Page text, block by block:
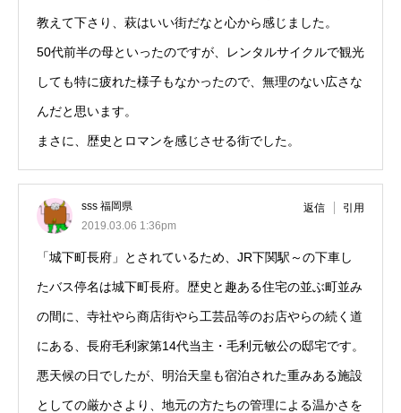
教えて下さり、萩はいい街だなと心から感じました。
50代前半の母といったのですが、レンタルサイクルで観光
しても特に疲れた様子もなかったので、無理のない広さな
んだと思います。
まさに、歴史とロマンを感じさせる街でした。
sss 福岡県
2019.03.06 1:36pm
返信 引用
「城下町長府」とされているため、JR下関駅～の下車し
たバス停名は城下町長府。歴史と趣ある住宅の並ぶ町並み
の間に、寺社やら商店街やら工芸品等のお店やらの続く道
にある、長府毛利家第14代当主・毛利元敏公の邸宅です。
悪天候の日でしたが、明治天皇も宿泊された重みある施設
としての厳かさより、地元の方たちの管理による温かさを